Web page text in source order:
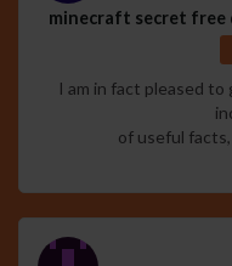
minecraft secret free
I am in fact pleased
of useful